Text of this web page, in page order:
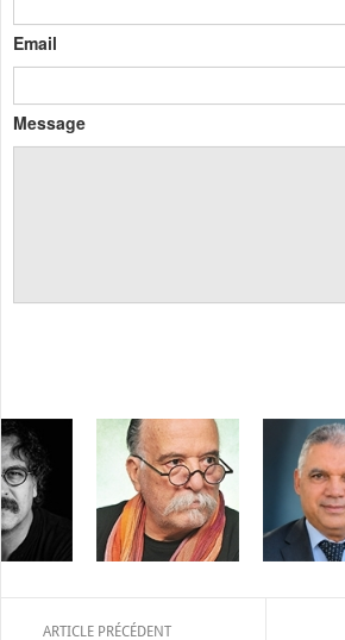
Email
Message
ARTICLE PRÉCÉDENT